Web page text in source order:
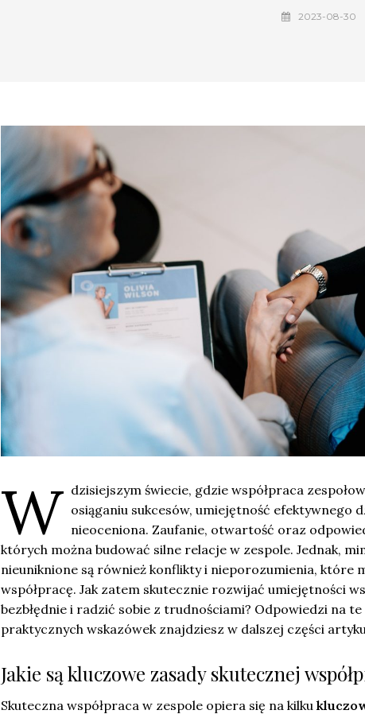
2023-08-30
W dzisiejszym świecie, gdzie współpraca
osiąganiu sukcesów, umiejętność efektywnego
nieoceniona. Zaufanie, otwartość oraz
których można budować silne relacje w zespole. Jednak,
nieuniknione są również konflikty i nieporozumienia, które
współpracę. Jak zatem skutecznie rozwijać umiejętności
bezbłędnie i radzić sobie z trudnościami? Odpowiedzi na
praktycznych wskazówek znajdziesz w dalszej części
Jakie są kluczowe zasady skutecznej
Skuteczna współpraca w zespole opiera się na kilku